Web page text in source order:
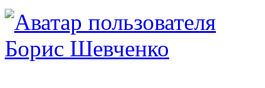
Борис Шевченко